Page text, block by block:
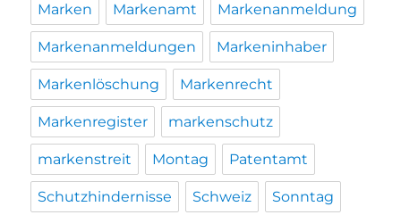
Marken Markenamt Markenanmeldung
Markenanmeldungen Markeninhaber
Markenlöschung Markenrecht
Markenregister markenschutz
markenstreit Montag Patentamt
Schutzhindernisse Schweiz Sonntag